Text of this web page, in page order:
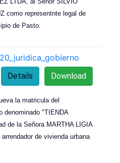
como representnte legal de
de Pasto.
Download
Details
la matricula del
denominado "TIENDA
de la Señora MARTHA LIGIA
de vivienda urbana